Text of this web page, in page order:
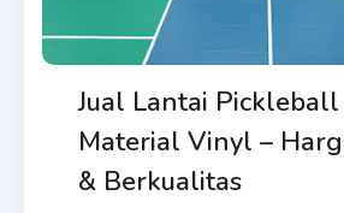
Jual Lantai
Material Vinyl –
& Berkualitas